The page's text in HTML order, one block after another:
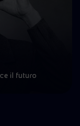
il futuro